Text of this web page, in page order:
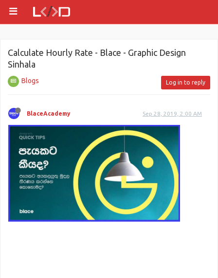
Calculate Hourly Rate - Blace - Graphic Design
Sinhala
Blogs Log in to reply
BlaceAcademy Sep 28, 2019, 2:00 AM